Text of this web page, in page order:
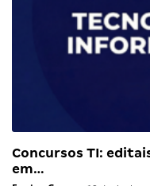
Concursos TI:
em…